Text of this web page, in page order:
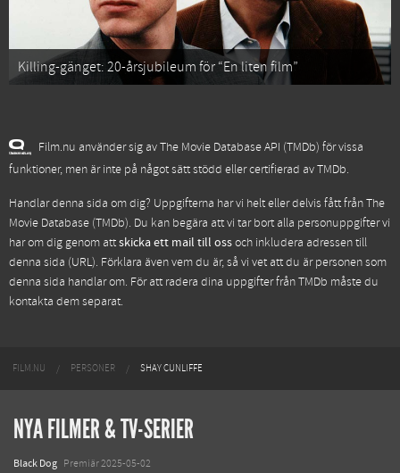
Killing-gänget: 20-årsjubileum för “En liten film”
Film.nu använder sig av The Movie Database API (TMDb) för vissa
funktioner, men är inte på något sätt stödd eller certifierad av TMDb.
Handlar denna sida om dig? Uppgifterna har vi helt eller delvis fått frånThe
Movie Database (TMDb). Du kan begära att vi tar bort alla personuppgifter vi
har om dig genom attskicka ett mail till ossoch inkludera adressen till
denna sida (URL). Förklara även vem du är, så vi vet att du är personen som
denna sida handlar om. För att radera dina uppgifter från TMDb måste du
kontakta dem separat.
FILM.NU PERSONER SHAY CUNLIFFE
NYA FILMER & TV-SERIER
Black Dog Premiär 2025-05-02